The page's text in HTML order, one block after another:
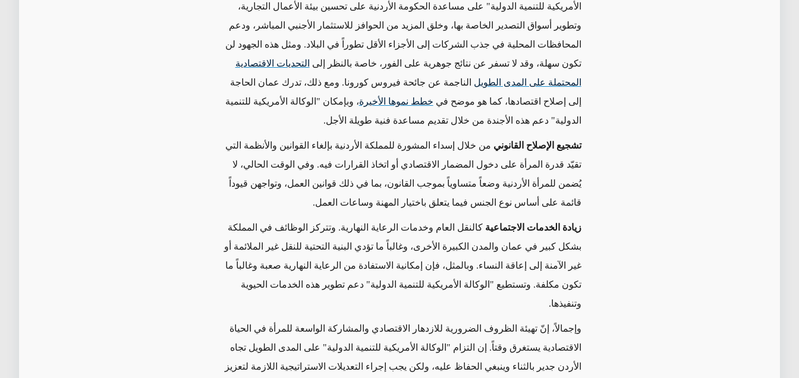
الأمريكية للتنمية الدولية" على مساعدة الحكومة الأردنية على تحسين بيئة الأعمال التجارية،
وتطوير أسواق التصدير الخاصة بها، وخلق المزيد من الحوافز للاستثمار الأجنبي المباشر، ودعم
المحافظات المحلية في جذب الشركات إلى الأجزاء الأقل تطوراً في البلاد. ومثل هذه الجهود لن
تكون سهلة، وقد لا تسفر عن نتائج جوهرية على الفور، خاصة بالنظر إلى التحديات الاقتصادية
المحتملة على المدى الطويل الناجمة عن جائحة فيروس كورونا. ومع ذلك، تدرك عمان الحاجة
إلى إصلاح اقتصادها، كما هو موضح في خطط نموها الأخيرة، وبإمكان "الوكالة الأمريكية للتنمية
الدولية" دعم هذه الأجندة من خلال تقديم مساعدة فنية طويلة الأجل.
تشجيع الإصلاح القانوني من خلال إسداء المشورة للمملكة الأردنية بإلغاء القوانين والأنظمة التي
تقيّد قدرة المرأة على دخول المضمار الاقتصادي أو اتخاذ القرارات فيه. وفي الوقت الحالي، لا
يُضمن للمرأة الأردنية وضعاً متساوياً بموجب القانون، بما في ذلك قوانين العمل، وتواجهن قيوداً
قائمة على أساس نوع الجنس فيما يتعلق باختيار المهنة وساعات العمل.
زيادة الخدمات الاجتماعية كالنقل العام وخدمات الرعاية النهارية. وتتركز الوظائف في المملكة
بشكل كبير في عمان والمدن الكبيرة الأخرى، وغالباً ما تؤدي البنية التحتية للنقل غير الملائمة أو
غير الآمنة إلى إعاقة النساء. وبالمثل، فإن إمكانية الاستفادة من الرعاية النهارية صعبة وغالباً ما
تكون مكلفة. وتستطيع "الوكالة الأمريكية للتنمية الدولية" دعم تطوير هذه الخدمات الحيوية
وتنفيذها.
وإجمالاً، إنّ تهيئة الظروف الضرورية للازدهار الاقتصادي والمشاركة الواسعة للمرأة في الحياة
الاقتصادية يستغرق وقتاً. إن التزام "الوكالة الأمريكية للتنمية الدولية" على المدى الطويل تجاه
الأردن جدير بالثناء وينبغي الحفاظ عليه، ولكن يجب إجراء التعديلات الاستراتيجية اللازمة لتعزيز